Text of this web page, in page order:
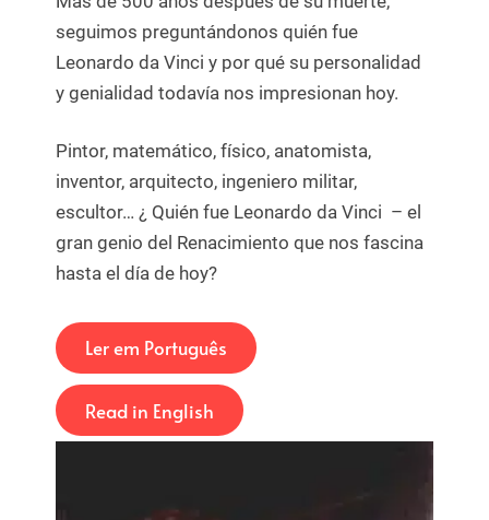
seguimos preguntándonos quién fue
Leonardo da Vinci y por qué su personalidad
y genialidad todavía nos impresionan hoy.
Pintor, matemático, físico, anatomista,
inventor, arquitecto, ingeniero militar,
escultor… ¿ Quién fue Leonardo da Vinci – el
gran genio del Renacimiento que nos fascina
hasta el día de hoy?
Ler em Português
Read in English